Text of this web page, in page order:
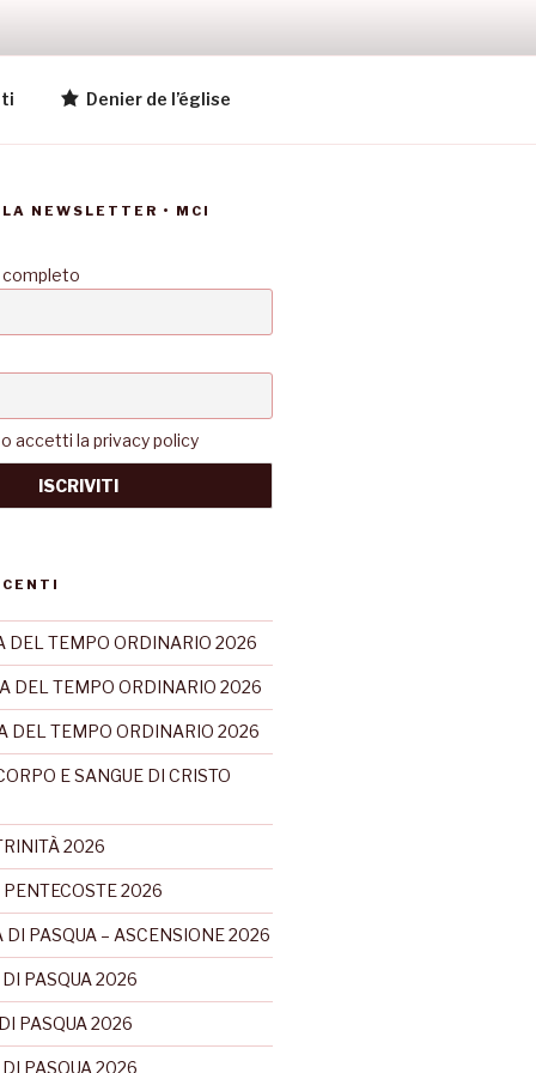
Denier de l’église
NEWSLETTER • MCI
accetti la privacy policy
DEL TEMPO ORDINARIO 2026
DEL TEMPO ORDINARIO 2026
DEL TEMPO ORDINARIO 2026
E SANGUE DI CRISTO
2026
2026
PASQUA – ASCENSIONE 2026
PASQUA 2026
PASQUA 2026
PASQUA 2026